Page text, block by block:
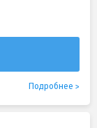
Подробнее